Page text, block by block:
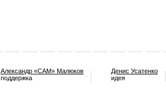
Александр «САМ» Малюков
поддержка
Денис Усатенко
идея